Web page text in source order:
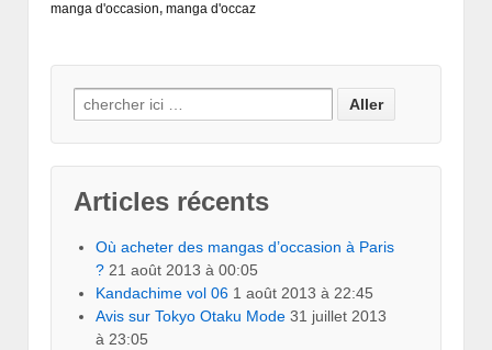
manga d'occasion, manga d'occaz
Search for:
Articles récents
Où acheter des mangas d’occasion à Paris
? 21 août 2013 à 00:05
Kandachime vol 06 1 août 2013 à 22:45
Avis sur Tokyo Otaku Mode 31 juillet 2013
à 23:05